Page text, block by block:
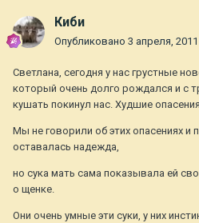
Киби
Опубликовано 3 апреля, 2011
Светлана, сегодня у нас грустные
который очень долго рождался и с
кушать покинул нас. Худшие
Мы не говорили об этих опасениях и
оставалась надежда,
но сука мать сама показывала ей
о щенке.
Они очень умные эти суки, у них